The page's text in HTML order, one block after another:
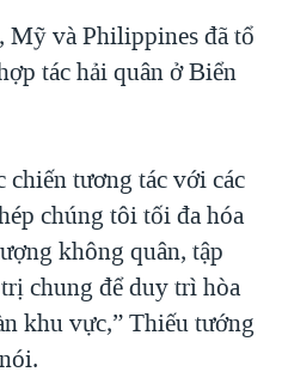
Mỹ và Philippines đã tổ
tác hải quân ở Biển
chiến tương tác với các
chúng tôi tối đa hóa
không quân, tập
chung để duy trì hòa
khu vực,” Thiếu tướng